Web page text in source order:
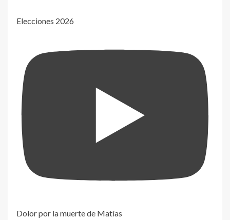
Elecciones 2026
Dolor por la muerte de Matías